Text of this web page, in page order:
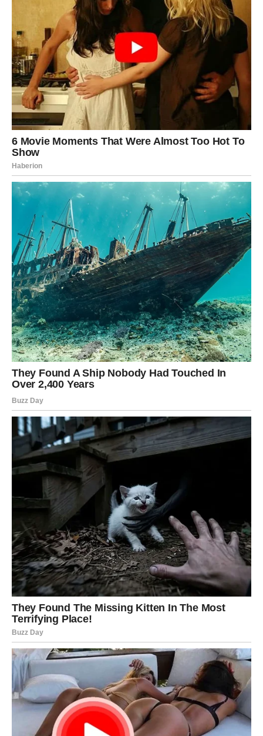
Finansijska situacija se poboljšava više nego što
Jedna odluka iz prošlosti sada počinje da donosi
konkretnu korist.
Osećaćete kako vam se život polako, ali sigurno slaže baš
onako kako ste priželjkivali.
RIBE – Jul vam donosi pravo
malo životno čudo
Ako postoji znak kojem će univerzum poslati najlepšu
poruku tokom jula, onda su to Ribe.
ćete imati razloga da se iskreno smejete.
Mnoga vrata koja su bila zatvorena iznenada će se
otvoriti.
Možete dobiti poziv koji dugo čekate.
Možete upoznati osobu koja menja vašu svakodnevicu.
Možete ostvariti želju koju ste gotovo prestali da
očekujete.
Sve je moguće.
Ljubav će biti posebno naglašena.
Slobodne Ribe privlače osobu koja će odmah pokazati
ozbiljne namere.
Veza koja počinje tokom jula ima potencijal da traje
veoma dugo.